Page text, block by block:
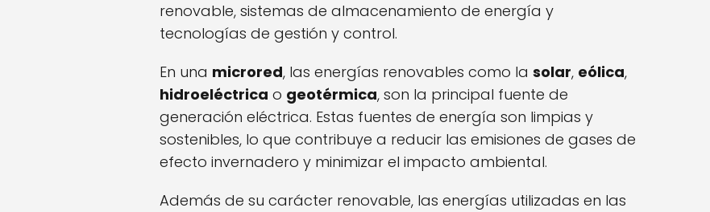
renovable, sistemas de almacenamiento de energía y
tecnologías de gestión y control.
En una microred, las energías renovables como la solar, eólica,
hidroeléctrica o geotérmica, son la principal fuente de
generación eléctrica. Estas fuentes de energía son limpias y
sostenibles, lo que contribuye a reducir las emisiones de gases de
efecto invernadero y minimizar el impacto ambiental.
Además de su carácter renovable, las energías utilizadas en las